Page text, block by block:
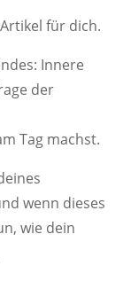
für dich.
Innere
der
Tag machst.
wenn dieses
wie dein